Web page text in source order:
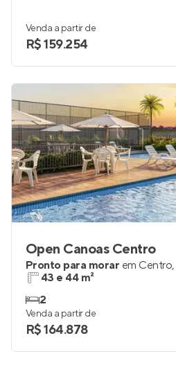
Venda a partir de
R$ 159.254
Open Canoas Centro
Pronto para morar em Centro,
43 e 44 m²
2
Venda a partir de
R$ 164.878